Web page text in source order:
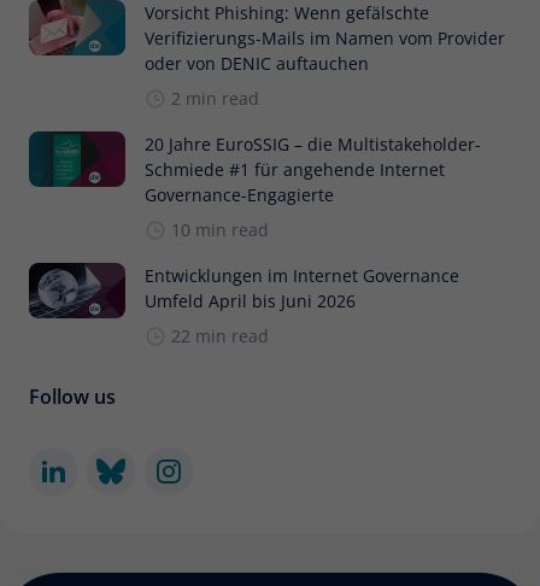
Vorsicht Phishing: Wenn gefälschte
Verifizierungs-Mails im Namen vom Provider
oder von DENIC auftauchen
2 min read
20 Jahre EuroSSIG – die Multistakeholder-
Schmiede #1 für angehende Internet
Governance-Engagierte
10 min read
Entwicklungen im Internet Governance
Umfeld April bis Juni 2026
22 min read
Follow us